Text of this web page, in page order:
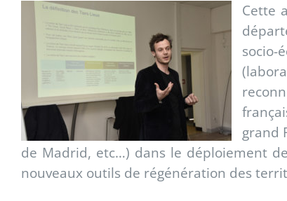
Cette
socio-
grand
de Madrid, etc…) dans le déploiement
nouveaux outils de régénération des